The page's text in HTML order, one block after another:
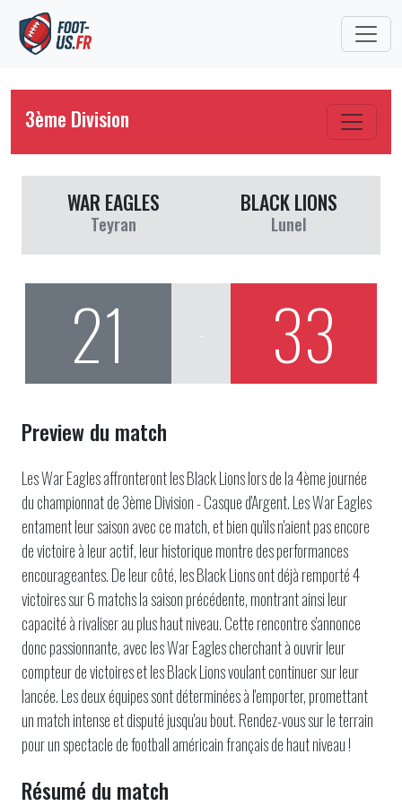
3ème Division
WAR EAGLES
Teyran
BLACK LIONS
Lunel
21 33
Preview du match
Les War Eagles affronteront les Black Lions lors de la 4ème journée
du championnat de 3ème Division - Casque d'Argent. Les War Eagles
entament leur saison avec ce match, et bien qu'ils n'aient pas encore
de victoire à leur actif, leur historique montre des performances
encourageantes. De leur côté, les Black Lions ont déjà remporté 4
victoires sur 6 matchs la saison précédente, montrant ainsi leur
capacité à rivaliser au plus haut niveau. Cette rencontre s'annonce
donc passionnante, avec les War Eagles cherchant à ouvrir leur
compteur de victoires et les Black Lions voulant continuer sur leur
lancée. Les deux équipes sont déterminées à l'emporter, promettant
un match intense et disputé jusqu'au bout. Rendez-vous sur le terrain
pour un spectacle de football américain français de haut niveau !
Résumé du match